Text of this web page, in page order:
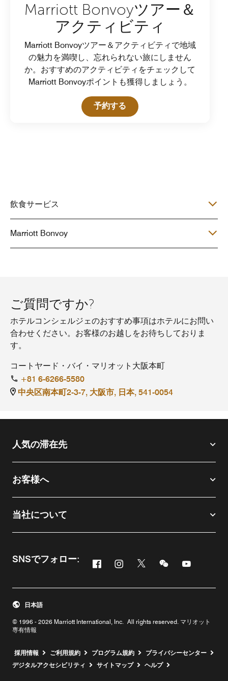
Marriott Bonvoyツアー＆
アクティビティ
Marriott Bonvoyツアー＆アクティビティで地域
の魅力を満喫し、忘れられない旅にしません
か。おすすめのアクティビティをチェックして
Marriott Bonvoyポイントも獲得しましょう。
予約する Open in New Tab
飲食サービス
Marriott Bonvoy
ご質問ですか?
ホテルコンシェルジェのおすすめ事項はホテルにお問い
合わせください。お客様のお越しをお待ちしておりま
す。
コートヤード・バイ・マリオット大阪本町
+81 6-6266-5580
中央区南本町2-3-7, 大阪市, 日本, 541-0054
人気の滞在先
お客様へ
当社について
SNSでフォロー: Facebook
新しいウィンドウで開く
Instagram
新しいウィンドウで開く
Twitter
新しいウィンドウで開
Messenger
新しいウィンド
新しいウ
© 1996 - 2026 Marriott International, Inc. All rights reserved. マリオット
専有情報
日本語
採用情報 新しいウィンドウで開く
ご利用規約 プログラム規約
プライバシーセンター
デジタルアクセシビリティ
サイトマップ ヘルプ